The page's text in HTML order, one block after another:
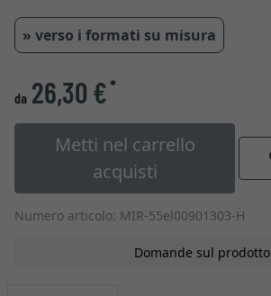
» verso i formati su misura
da 26,30 €*
Metti nel carrello
acquisti
Numero articolo: MIR-55el00901303-H
Domande sul prodotto